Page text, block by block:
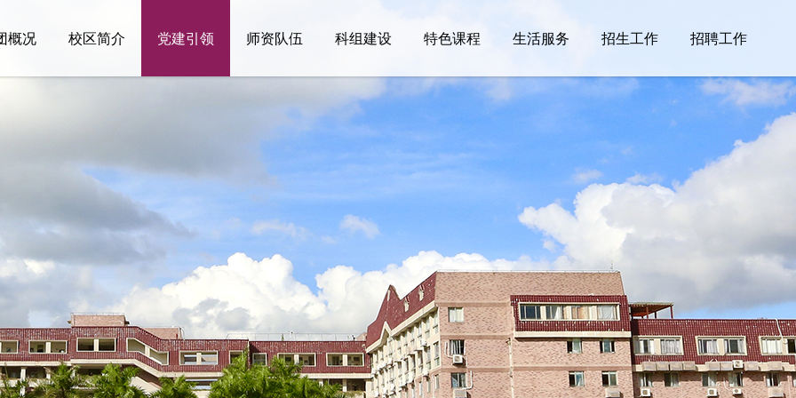
概况 校区简介 党建引领 师资队伍 科组建设 特色课程 生活服务 招生工作 招聘工作